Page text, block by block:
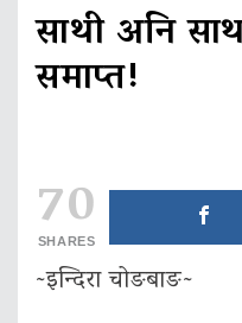
साथी अनि
समाप्त!
70
SHARES
~इन्दिरा चोङबाङ~